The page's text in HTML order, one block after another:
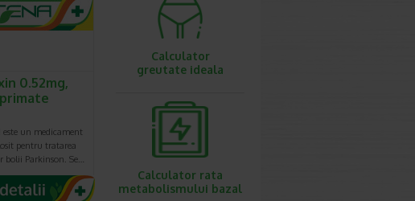
0.52mg,
este un medicament
pentru tratarea
bolii Parkinson. Se…
Calculator
greutate ideala
Calculator rata
metabolismului bazal